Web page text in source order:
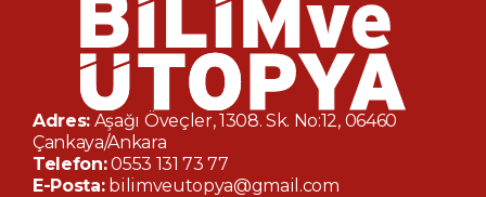
Adres: Aşağı Öveçler, 1308. Sk. No:12, 06460
Çankaya/Ankara
Telefon:0553 131 73 77
E-Posta: bilimveutopya@gmail.com